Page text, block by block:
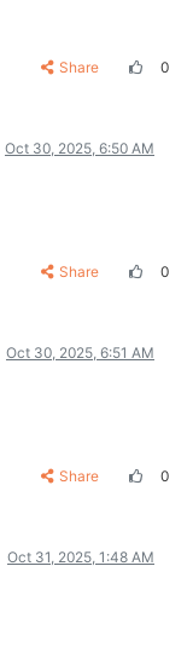
Share 0
Oct 30, 2025, 6:50 AM
Share 0
Oct 30, 2025, 6:51 AM
Share 0
Oct 31, 2025, 1:48 AM